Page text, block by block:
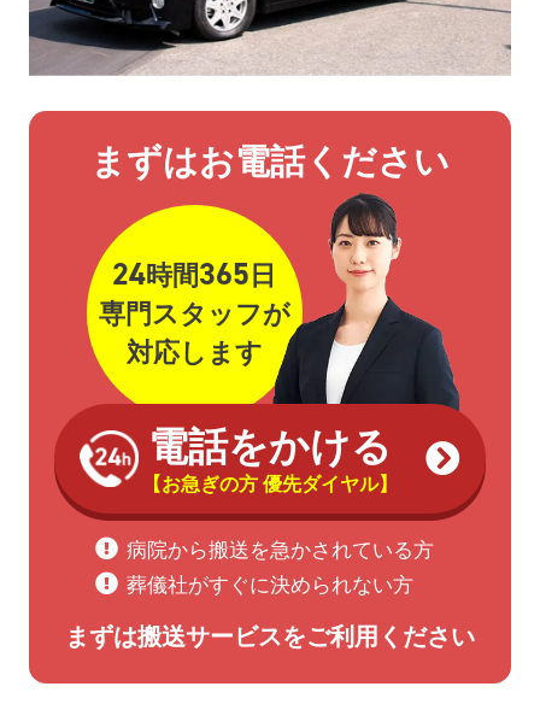
まずはお電話ください
電話をかける
【お急ぎの方 優先ダイヤル】
24時間365 日
専門スタッフが
対応します
病院から搬送を急かされている方
葬儀社がすぐに決められない方
まずは搬送サービスをご利用ください